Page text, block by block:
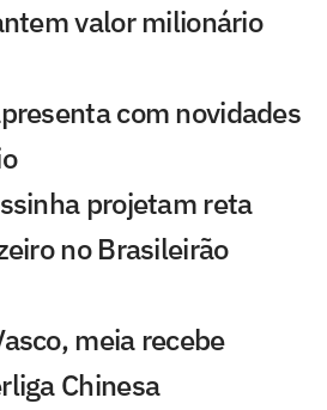
valor milionário
com novidades
projetam reta
no Brasileirão
meia recebe
Chinesa